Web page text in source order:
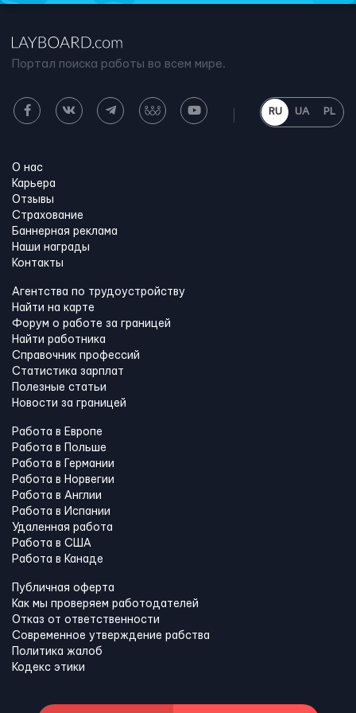
Портал поиска работы во всем мире.
RU UA PL
О нас
Карьера
Отзывы
Страхование
Баннерная реклама
Наши награды
Контакты
Агентства по трудоустройству
Найти на карте
Форум о работе за границей
Найти работника
Справочник профессий
Статистика зарплат
Полезные статьи
Новости за границей
Работа в Европе
Работа в Польше
Работа в Германии
Работа в Норвегии
Работа в Англии
Работа в Испании
Удаленная работа
Работа в США
Работа в Канадe
Публичная оферта
Как мы проверяем работодателей
Отказ от ответственности
Современное утверждение рабства
Политика жалоб
Кодекс этики